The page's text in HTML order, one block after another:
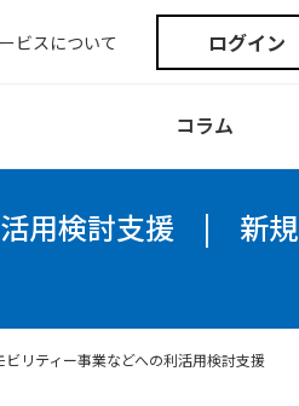
コラム
ビスについて ログイン
用検討支援 | 新
リティー事業などへの利活用検討支援